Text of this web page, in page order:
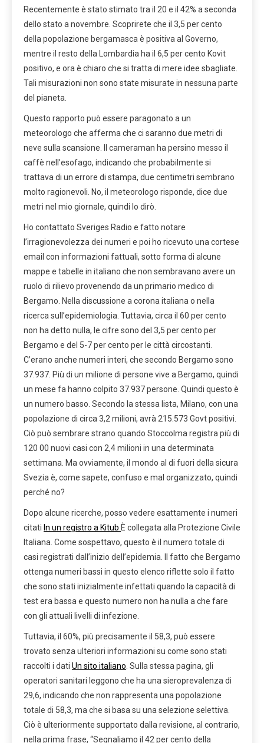
Recentemente è stato stimato tra il 20 e il 42% a seconda
dello stato a novembre. Scoprirete che il 3,5 per cento
della popolazione bergamasca è positiva al Governo,
mentre il resto della Lombardia ha il 6,5 per cento Kovit
positivo, e ora è chiaro che si tratta di mere idee sbagliate.
Tali misurazioni non sono state misurate in nessuna parte
del pianeta.
Questo rapporto può essere paragonato a un
meteorologo che afferma che ci saranno due metri di
neve sulla scansione. Il cameraman ha persino messo il
caffè nell’esofago, indicando che probabilmente si
trattava di un errore di stampa, due centimetri sembrano
molto ragionevoli. No, il meteorologo risponde, dice due
metri nel mio giornale, quindi lo dirò.
Ho contattato Sveriges Radio e fatto notare
l’irragionevolezza dei numeri e poi ho ricevuto una cortese
email con informazioni fattuali, sotto forma di alcune
mappe e tabelle in italiano che non sembravano avere un
ruolo di rilievo provenendo da un primario medico di
Bergamo. Nella discussione a corona italiana o nella
ricerca sull’epidemiologia. Tuttavia, circa il 60 per cento
non ha detto nulla, le cifre sono del 3,5 per cento per
Bergamo e del 5-7 per cento per le città circostanti.
C’erano anche numeri interi, che secondo Bergamo sono
37.937. Più di un milione di persone vive a Bergamo, quindi
un mese fa hanno colpito 37.937 persone. Quindi questo è
un numero basso. Secondo la stessa lista, Milano, con una
popolazione di circa 3,2 milioni, avrà 215.573 Govt positivi.
Ciò può sembrare strano quando Stoccolma registra più di
120 00 nuovi casi con 2,4 milioni in una determinata
settimana. Ma ovviamente, il mondo al di fuori della sicura
Svezia è, come sapete, confuso e mal organizzato, quindi
perché no?
Dopo alcune ricerche, posso vedere esattamente i numeri
citati In un registro a Kitub È collegata alla Protezione Civile
Italiana. Come sospettavo, questo è il numero totale di
casi registrati dall’inizio dell’epidemia. Il fatto che Bergamo
ottenga numeri bassi in questo elenco riflette solo il fatto
che sono stati inizialmente infettati quando la capacità di
test era bassa e questo numero non ha nulla a che fare
con gli attuali livelli di infezione.
Tuttavia, il 60%, più precisamente il 58,3, può essere
trovato senza ulteriori informazioni su come sono stati
raccolti i dati Un sito italiano . Sulla stessa pagina, gli
operatori sanitari leggono che ha una sieroprevalenza di
29,6, indicando che non rappresenta una popolazione
totale di 58,3, ma che si basa su una selezione selettiva.
Ciò è ulteriormente supportato dalla revisione, al contrario,
nella prima frase, “Segnaliamo il 42 per cento della